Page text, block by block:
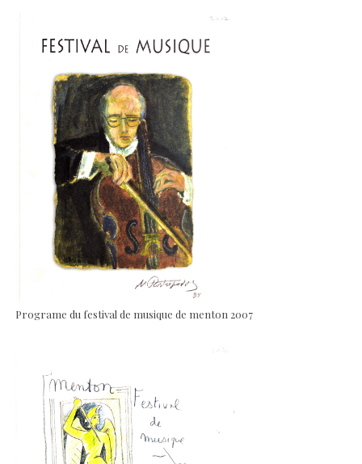
Programe du festival de musique de menton 2007